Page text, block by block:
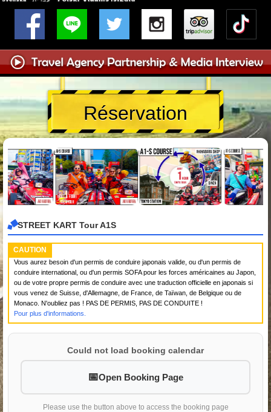
Réservation
STREET KART Tour A1S
CAUTION
Vous aurez besoin d'un permis de conduire japonais valide, ou d'un permis de
conduire international, ou d'un permis SOFA pour les forces américaines au Japon,
ou de votre propre permis de conduire avec une traduction officielle en japonais si
vous venez de Suisse, d'Allemagne, de France, de Taïwan, de Belgique ou de
Monaco. N'oubliez pas ! PAS DE PERMIS, PAS DE CONDUITE !
Pour plus d'informations.
Could not load booking calendar
Open Booking Page
Please use the button above to access the booking page